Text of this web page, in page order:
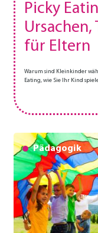
Picky
für Eltern
Warum sind Kleinkinder
Eating, wie Sie Ihr Kind
Pädagogik